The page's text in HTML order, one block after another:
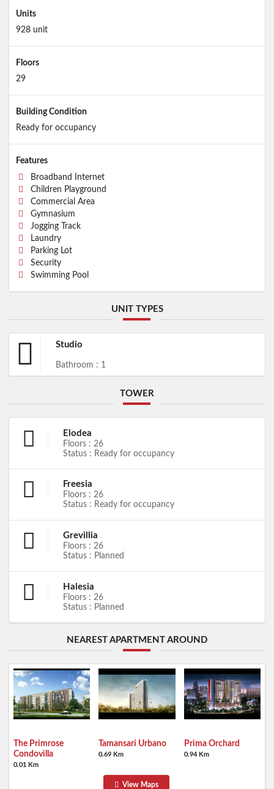
Units
928 unit
Floors
29
Building Condition
Ready for occupancy
Features
Broadband Internet
Children Playground
Commercial Area
Gymnasium
Jogging Track
Laundry
Parking Lot
Security
Swimming Pool
UNIT TYPES
Studio
Bathroom : 1
TOWER
Elodea
Floors : 26
Status : Ready for occupancy
Freesia
Floors : 26
Status : Ready for occupancy
Grevillia
Floors : 26
Status : Planned
Halesia
Floors : 26
Status : Planned
NEAREST APARTMENT AROUND
The Primrose
Condovilla
0.01 Km
Tamansari Urbano
0.69 Km
Prima Orchard
0.94 Km
View Maps